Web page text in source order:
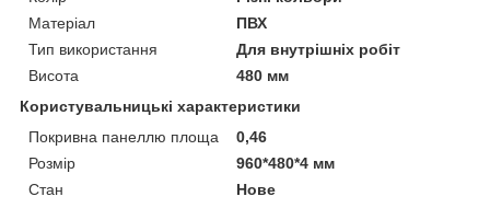
Матеріал
ПВХ
Тип використання
Для внутрішніх робіт
Висота
480 мм
Користувальницькі характеристики
Покривна панеллю площа
0,46
Розмір
960*480*4 мм
Стан
Нове